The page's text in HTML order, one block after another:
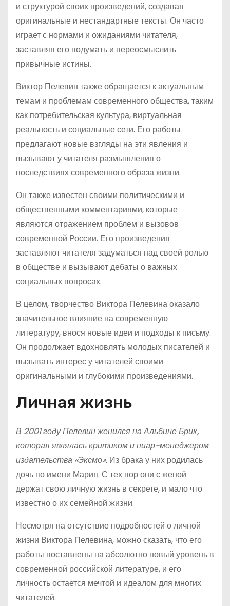
и структурой своих произведений, создавая
оригинальные и нестандартные тексты. Он часто
играет с нормами и ожиданиями читателя,
заставляя его подумать и переосмыслить
привычные истины.
Виктор Пелевин также обращается к актуальным
темам и проблемам современного общества, таким
как потребительская культура, виртуальная
реальность и социальные сети. Его работы
предлагают новые взгляды на эти явления и
вызывают у читателя размышления о
последствиях современного образа жизни.
Он также известен своими политическими и
общественными комментариями, которые
являются отражением проблем и вызовов
современной России. Его произведения
заставляют читателя задуматься над своей ролью
в обществе и вызывают дебаты о важных
социальных вопросах.
В целом, творчество Виктора Пелевина оказало
значительное влияние на современную
литературу, внося новые идеи и подходы к письму.
Он продолжает вдохновлять молодых писателей и
вызывать интерес у читателей своими
оригинальными и глубокими произведениями.
Личная жизнь
В 2001 году Пелевин женился на Альбине Брик,
которая являлась критиком и пиар-менеджером
издательства «Эксмо». Из брака у них родилась
дочь по имени Мария. С тех пор они с женой
держат свою личную жизнь в секрете, и мало что
известно о их семейной жизни.
Несмотря на отсутствие подробностей о личной
жизни Виктора Пелевина, можно сказать, что его
работы поставлены на абсолютно новый уровень в
современной российской литературе, и его
личность остается мечтой и идеалом для многих
читателей.